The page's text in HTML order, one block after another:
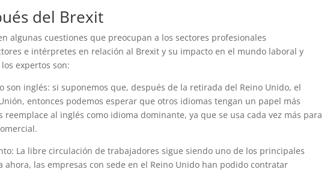
del Brexit
algunas cuestiones que preocupan a los sectores profesionales
e intérpretes en relación al Brexit y su impacto en el mundo laboral y
expertos son:
son inglés: si suponemos que, después de la retirada del Reino Unido, el
entonces podemos esperar que otros idiomas tengan un papel más
al inglés como idioma dominante, ya que se usa cada vez más para
La libre circulación de trabajadores sigue siendo uno de los principales
las empresas con sede en el Reino Unido han podido contratar